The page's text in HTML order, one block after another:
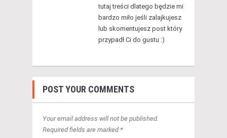
tutaj treści dlatego będzie mi
bardzo miło jeśli zalajkujesz
lub skomentujesz post który
przypadł Ci do gustu :)
POST YOUR COMMENTS
Your email address will not be published.
Required fields are marked *